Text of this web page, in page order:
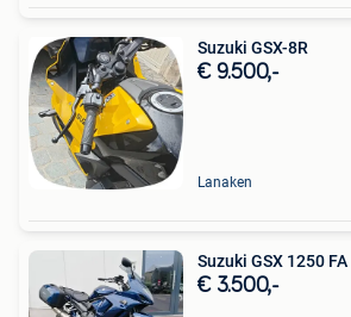
Suzuki GSX-8R
€ 9.500,-
Lanaken
Suzuki GSX 1250 FA
€ 3.500,-